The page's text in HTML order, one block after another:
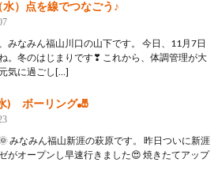
）点を線でつなごう♪
みなみん福山川口の山下です。 今日、11月7日
。冬のはじまりです❣ これから、体調管理が大
気に過ごし[…]
) ボーリング🎳
みなみん福山新涯の萩原です。 昨日ついに新涯
がオープンし早速行きました😍 焼きたてアップ